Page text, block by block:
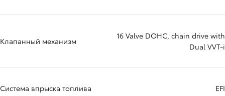
Клапанный механизм
16 Valve DOHC, chain drive with
Dual VVT-i
Система впрыска топлива EFI